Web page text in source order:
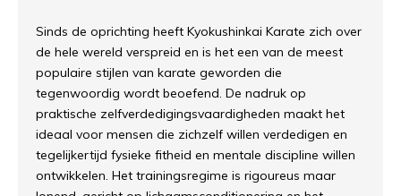
Sinds de oprichting heeft Kyokushinkai Karate zich over
de hele wereld verspreid en is het een van de meest
populaire stijlen van karate geworden die
tegenwoordig wordt beoefend. De nadruk op
praktische zelfverdedigingsvaardigheden maakt het
ideaal voor mensen die zichzelf willen verdedigen en
tegelijkertijd fysieke fitheid en mentale discipline willen
ontwikkelen. Het trainingsregime is rigoureus maar